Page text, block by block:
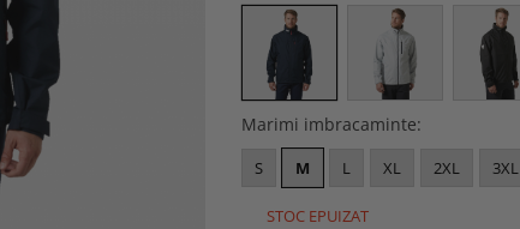
Marimi imbracaminte:
S M L XL 2XL 3XL
STOC EPUIZAT